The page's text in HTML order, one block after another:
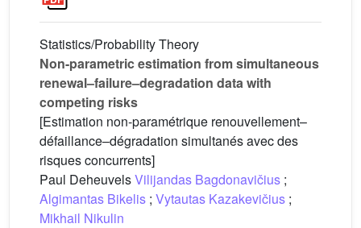
Statistics/Probability Theory
Non-parametric estimation from simultaneous
renewal–failure–degradation data with
competing risks
[Estimation non-paramétrique renouvellement–
défaillance–dégradation simultanés avec des
risques concurrents]
Paul DeheuvelsVilijandas Bagdonavičius ;
Algimantas Bikelis ; Vytautas Kazakevičius ;
Mikhail Nikulin